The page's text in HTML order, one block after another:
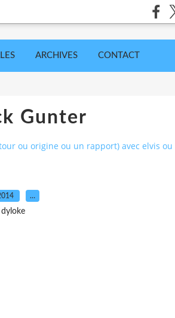
ARCHIVES CONTACT
Gunter
ou origine ou un rapport) avec elvis ou
…
dyloke